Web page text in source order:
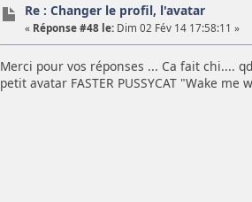
Re : Changer le profil, l'avatar
« Réponse #48 le: Dim 02 Fév 14 17:58:11 »
Merci pour vos réponses ... Ca fait chi....
petit avatar FASTER PUSSYCAT "Wake me